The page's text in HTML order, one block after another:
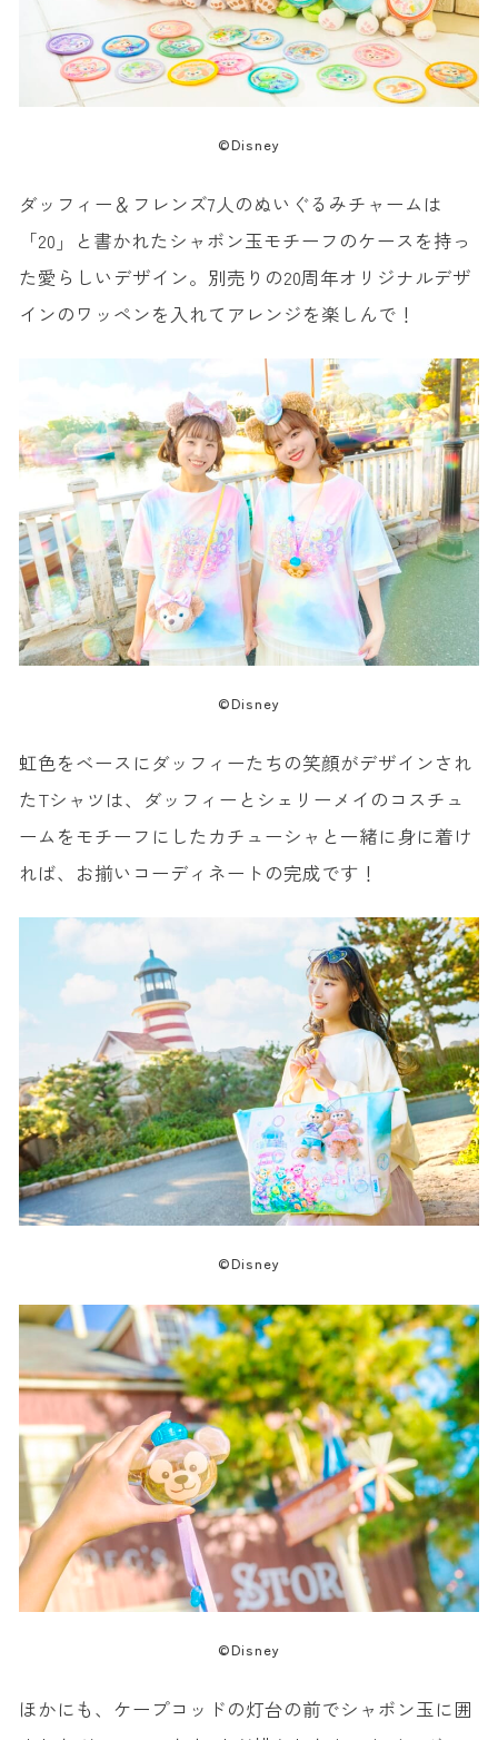
©Disney
ダッフィー＆フレンズ7人のぬいぐるみチャームは
「20」と書かれたシャボン玉モチーフのケースを持っ
た愛らしいデザイン。別売りの20周年オリジナルデザ
インのワッペンを入れてアレンジを楽しんで！
©Disney
虹色をベースにダッフィーたちの笑顔がデザインされ
たTシャツは、ダッフィーとシェリーメイのコスチュ
ームをモチーフにしたカチューシャと一緒に身に着け
れば、お揃いコーディネートの完成です！
©Disney
©Disney
ほかにも、ケープコッドの灯台の前でシャボン玉に囲